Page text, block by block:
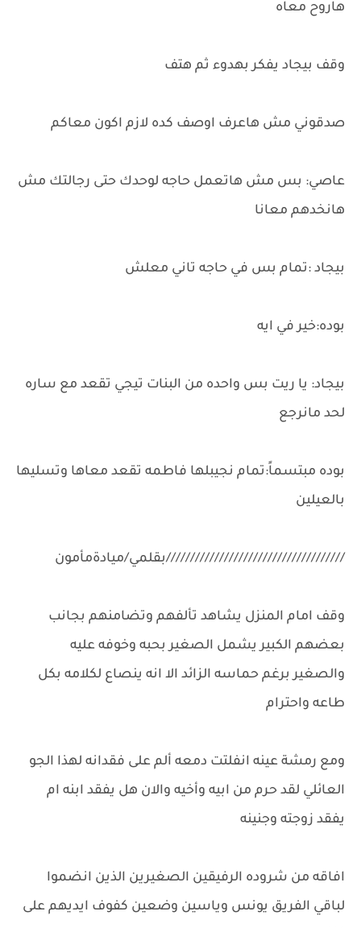
هاروح معاه
وقف بيجاد يفكر بهدوء ثم هتف
صدقوني مش هاعرف اوصف كده لازم اكون معاكم
عاصي: بس مش هاتعمل حاجه لوحدك حتى رجالتك مش
هانخدهم معانا
بيجاد :تمام بس في حاجه تاني معلش
بوده:خير في ايه
بيجاد: يا ريت بس واحده من البنات تيجي تقعد مع ساره
لحد مانرجع
بوده مبتسماً:تمام نجيبلها فاطمه تقعد معاها وتسليها
بالعيلين
/////////////////////////////////////بقلمي/ميادةمأمون
وقف امام المنزل يشاهد تألفهم وتضامنهم بجانب
بعضهم الكبير يشمل الصغير بحبه وخوفه عليه
والصغير برغم حماسه الزائد الا انه ينصاع لكلامه بكل
طاعه واحترام
ومع رمشة عينه انفلتت دمعه ألم على فقدانه لهذا الجو
العائلي لقد حرم من ابيه وأخيه والان هل يفقد ابنه ام
يفقد زوجته وجنينه
افاقه من شروده الرفيقين الصغيرين الذين انضموا
لباقي الفريق يونس وياسين وضعين كفوف ايديهم على